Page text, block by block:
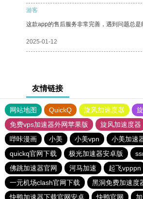
游客
这款app的售后服务非常完善，遇到问题总是
2025-01-12
友情链接
网站地图 QuickQ 旋风加速度器
免费vps加速器外网苹果版
旋风加速度器
哔咔漫画
小美 小美vpn 小美加速
quickq官网下载
极光加速器安卓版
佛跳加速器官网
河马加速 起飞vpppn
一元机场clash官网下载
黑洞免费加速度
快鸭加速器下载官网安卓
快鸭官网